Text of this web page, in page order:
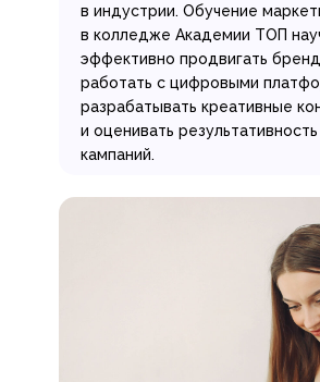
в индустрии. Обучение
в колледже Академии ТОП
эффективно продвигать
работать с цифровыми
разрабатывать креативные
и оценивать
кампаний.